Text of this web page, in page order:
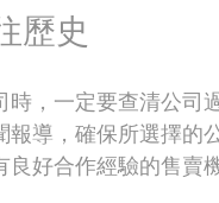
歷史
時，一定要查清公司
報導，確保所選擇
良好合作經驗的售賣